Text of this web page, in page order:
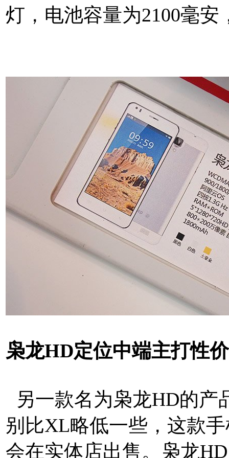
灯，电池容量为2100毫
枭龙HD定位中端主打性
另一款名为枭龙HD的产
别比XL略低一些，这款
会在实体店出售。枭龙